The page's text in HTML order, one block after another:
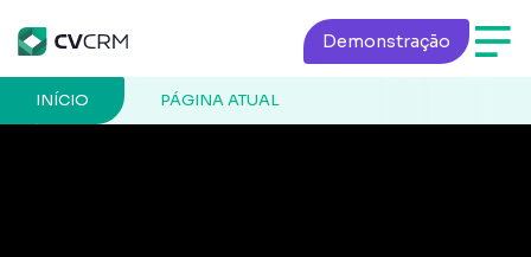
Demonstração
PÁGINA ATUAL
INÍCIO